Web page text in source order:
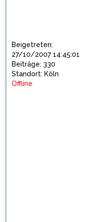
Beigetreten:
27/10/2007 14:45:01
Beiträge: 330
Standort: Köln
Offline